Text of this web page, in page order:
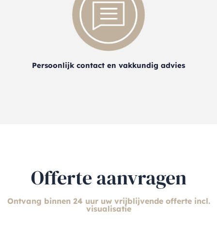
Persoonlijk contact en vakkundig advies
Offerte aanvragen
Ontvang binnen 24 uur uw vrijblijvende offerte incl.
visualisatie